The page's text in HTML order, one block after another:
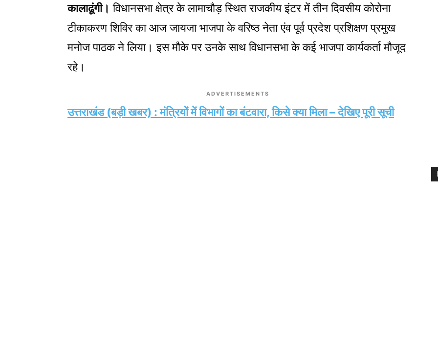
कालाढूंगी। विधानसभा क्षेत्र के लामाचौड़ स्थित राजकीय इंटर में तीन दिवसीय कोरोना
टीकाकरण शिविर का आज जायजा भाजपा के वरिष्ठ नेता एंव पूर्व प्रदेश प्रशिक्षण प्रमुख
मनोज पाठक ने लिया। इस मौके पर उनके साथ विधानसभा के कई भाजपा कार्यकर्ता मौजूद
रहे।
ADVERTISEMENTS
उत्तराखंड (बड़ी खबर) : मंत्रियों में विभागों का बंटवारा, किसे क्या मिला – देखिए पूरी सूची